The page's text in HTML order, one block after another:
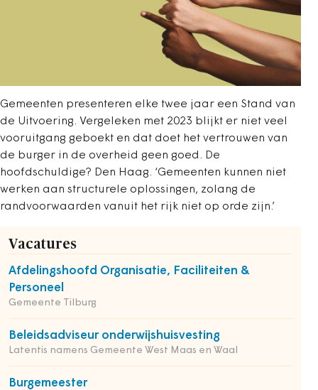
Gemeenten presenteren elke twee jaar een Stand van
de Uitvoering. Vergeleken met 2023 blijkt er niet veel
vooruitgang geboekt en dat doet het vertrouwen van
de burger in de overheid geen goed. De
hoofdschuldige? Den Haag. ‘Gemeenten kunnen niet
werken aan structurele oplossingen, zolang de
randvoorwaarden vanuit het rijk niet op orde zijn.’
Vacatures
Afdelingshoofd Organisatie, Faciliteiten &
Personeel
Gemeente Tilburg
Beleidsadviseur onderwijshuisvesting
Latentis namens Gemeente West Maas en Waal
Burgemeester